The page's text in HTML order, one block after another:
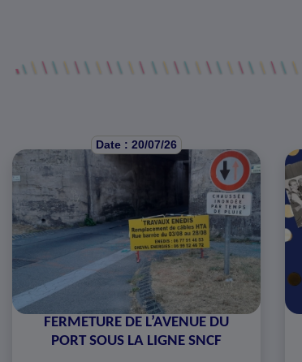
Date : 20/07/26
FERMETURE DE L’AVENUE DU
PORT SOUS LA LIGNE SNCF